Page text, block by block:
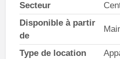
Secteur
Disponible à partir
de
Type de location